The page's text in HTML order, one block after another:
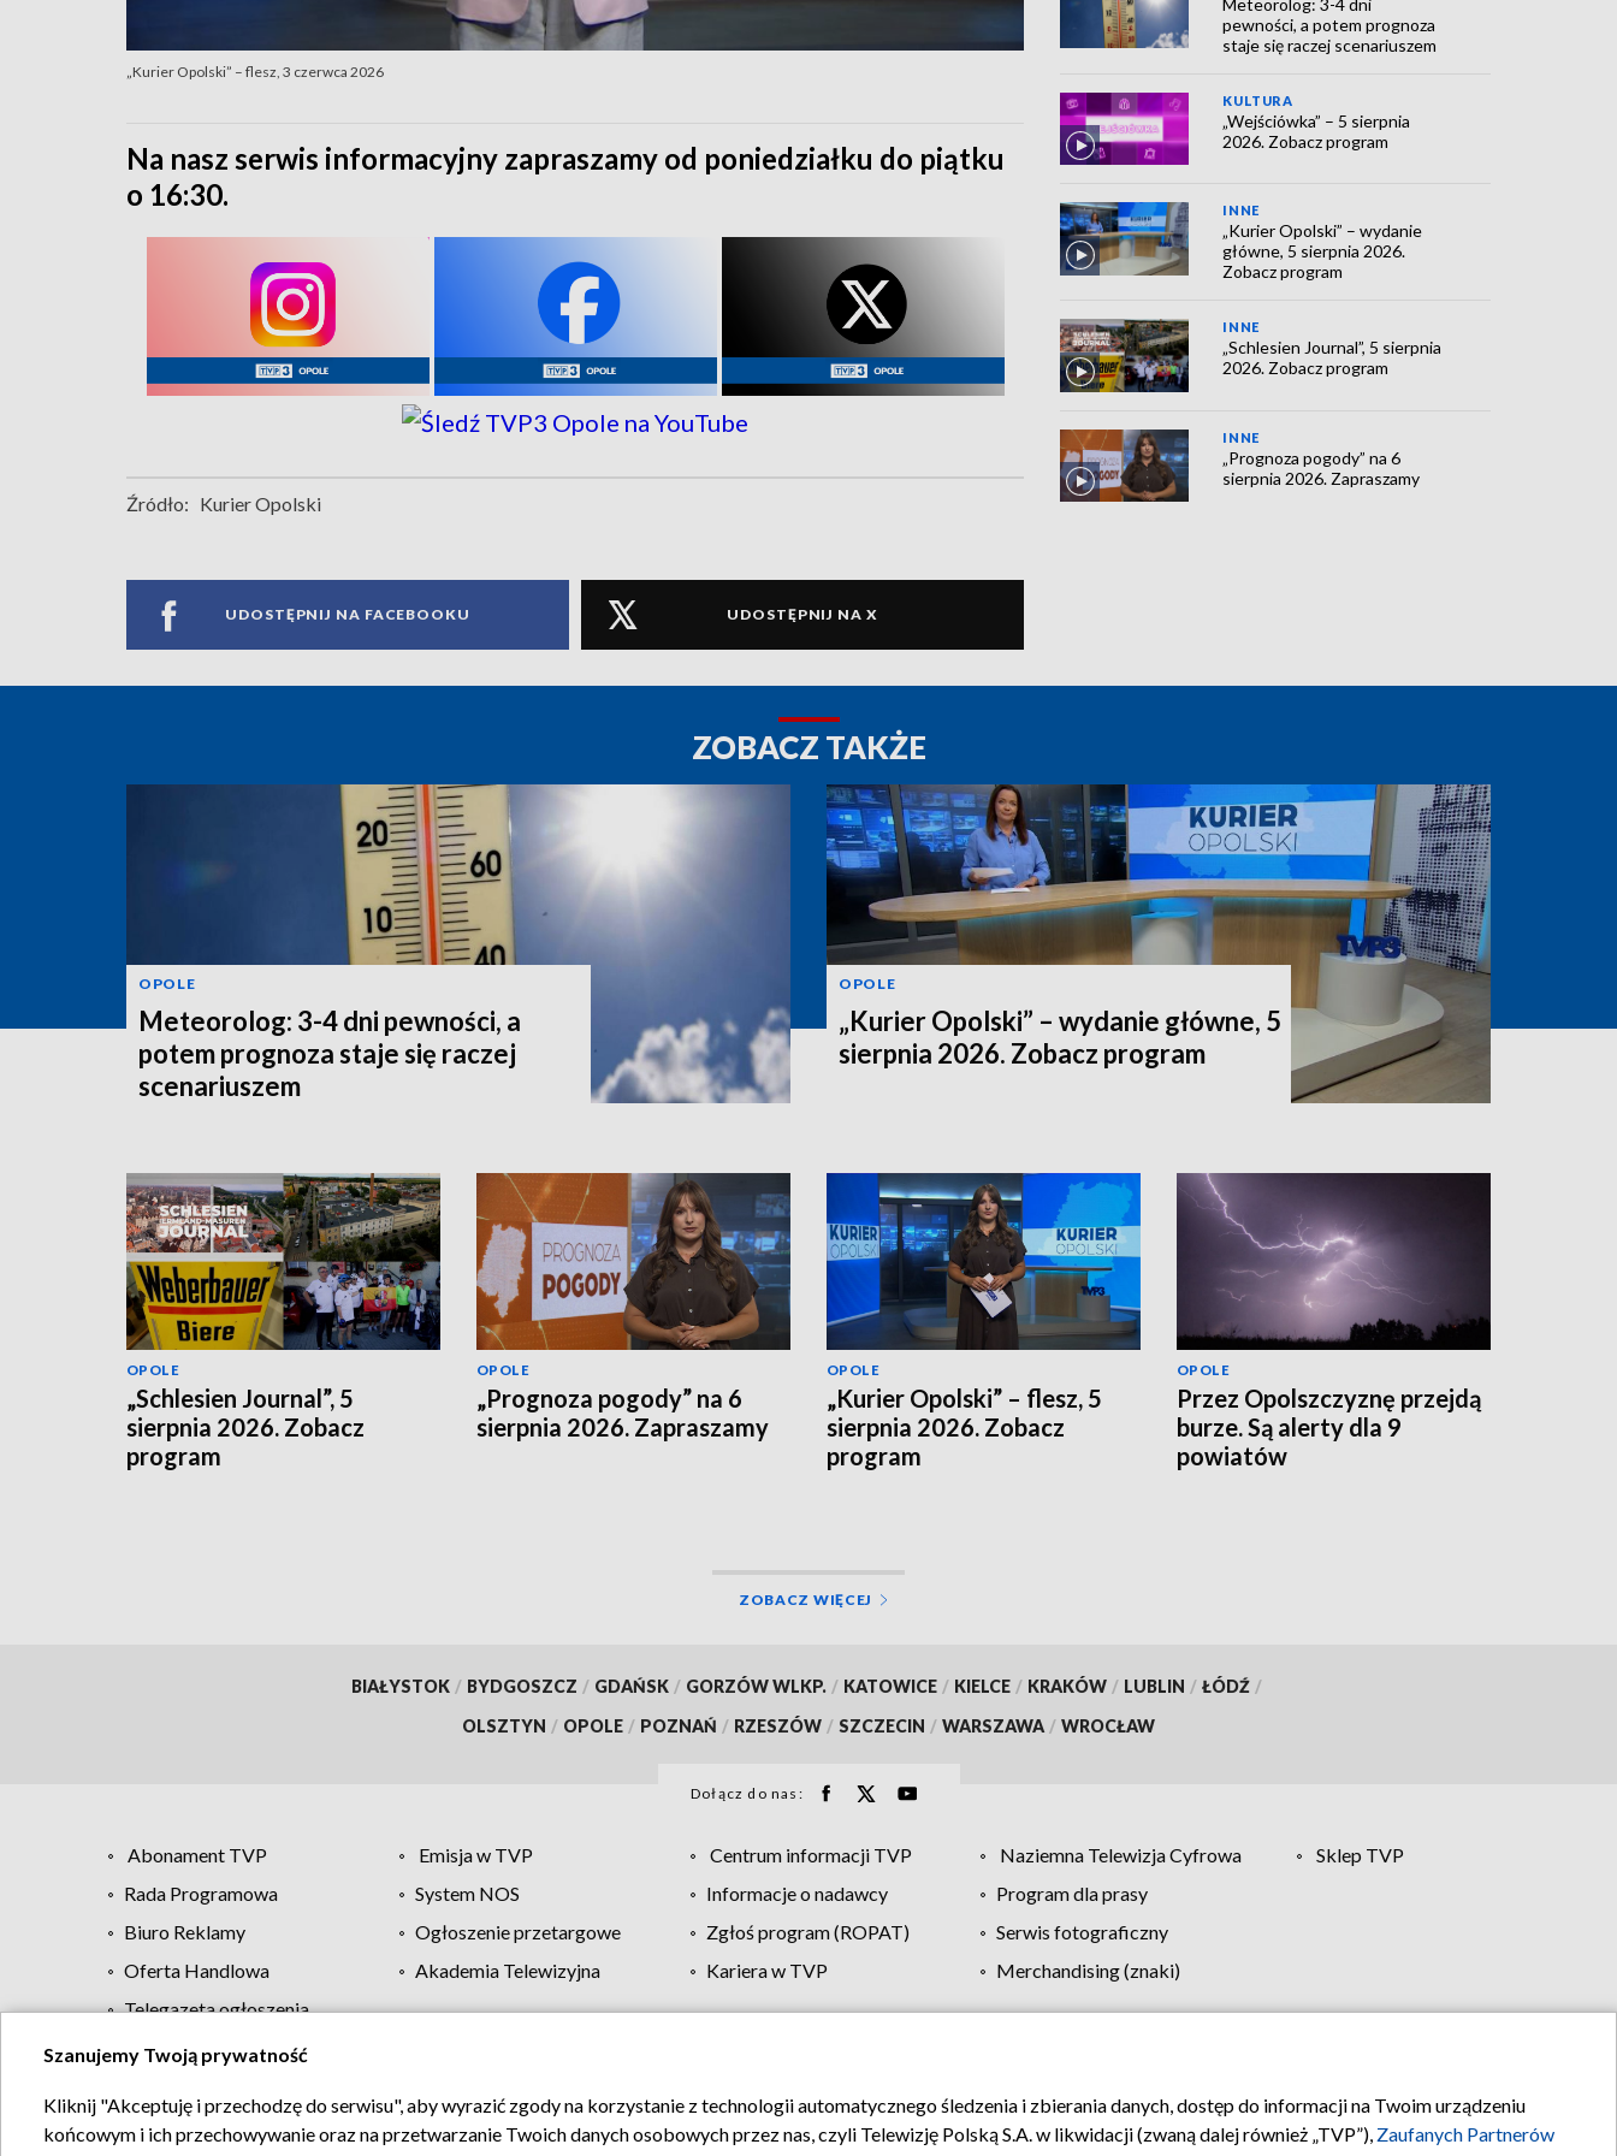
„Kurier Opolski” – flesz, 3 czerwca 2026
Na nasz serwis informacyjny zapraszamy od poniedziałku do piątku
o 16:30.
Źródło: Kurier Opolski
UDOSTĘPNIJ NA FACEBOOKU UDOSTĘPNIJ NA X
pewności, a potem prognoza
staje się raczej scenariuszem
KULTURA
„Wejściówka” – 5 sierpnia
2026. Zobacz program
INNE
„Kurier Opolski” – wydanie
główne, 5 sierpnia 2026.
Zobacz program
INNE
„Schlesien Journal”, 5 sierpnia
2026. Zobacz program
INNE
„Prognoza pogody” na 6
sierpnia 2026. Zapraszamy
ZOBACZ TAKŻE
OPOLE
Meteorolog: 3-4 dni pewności, a
potem prognoza staje się raczej
scenariuszem
OPOLE
„Kurier Opolski” – wydanie główne, 5
sierpnia 2026. Zobacz program
OPOLE
„Schlesien Journal”, 5
sierpnia 2026. Zobacz
program
OPOLE
„Prognoza pogody” na 6
sierpnia 2026. Zapraszamy
OPOLE
„Kurier Opolski” – flesz, 5
sierpnia 2026. Zobacz
program
OPOLE
Przez Opolszczyznę przejdą
burze. Są alerty dla 9
powiatów
ZOBACZ WIĘCEJ
BIAŁYSTOK / BYDGOSZCZ / GDAŃSK / GORZÓW WLKP. / KATOWICE / KIELCE / KRAKÓW / LUBLIN / ŁÓDŹ /
OLSZTYN / OPOLE / POZNAŃ / RZESZÓW / SZCZECIN / WARSZAWA / WROCŁAW
Dołącz do nas:
Abonament TVP Emisja w TVP Centrum informacji TVP Naziemna Telewizja Cyfrowa
Sklep TVP
Rada Programowa
System NOS Informacje o nadawcy
Program dla prasy
Biuro Reklamy
Ogłoszenie przetargowe Zgłoś program (ROPAT)
Serwis fotograficzny
Oferta Handlowa
Akademia Telewizyjna Kariera w TVP
Merchandising (znaki)
Telegazeta ogłoszenia
Regulamin TVP Polityka prywatności Moje zgody Pomoc Biuro reklamy Kontakt
Szanujemy Twoją prywatność
Kliknij "Akceptuję i przechodzę do serwisu", aby wyrazić zgody na korzystanie z technologii automatycznego śledzenia i zbierania danych, dostęp do informacji na Twoim urządzeniu
końcowym i ich przechowywanie oraz na przetwarzanie Twoich danych osobowych przez nas, czyli Telewizję Polską S.A. w likwidacji (zwaną dalej również „TVP”), Zaufanych Partnerów